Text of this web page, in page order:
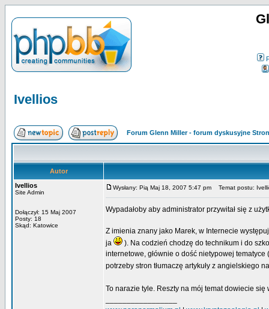
Ivellios
Forum Glenn Miller - forum dyskusyjne
Autor
Ivellios
Site Admin
Dołączył: 15 Maj 2007
Posty: 18
Skąd: Katowice
Wysłany: Pią Maj 18, 2007 5:47 pm Temat postu:
Wypadałoby aby administrator przywitał się z
Z imienia znany jako Marek, w Internecie
ja
). Na codzień chodzę do technikum i do
internetowe, głównie o dość nietypowej
potrzeby stron tłumaczę artykuły z angielskiego
To narazie tyle. Reszty na mój temat dowiecie